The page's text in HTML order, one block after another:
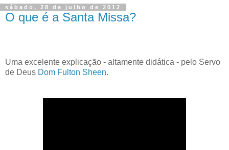
sábado, 28 de julho de 2012
O que é a Santa Missa?
Uma excelente explicação - altamente didática - pelo Servo
de Deus Dom Fulton Sheen.